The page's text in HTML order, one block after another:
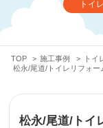
トイ
TOP > 施工事例 > トイ
松永/尾道/トイレリフォ
松永/尾道/トイ